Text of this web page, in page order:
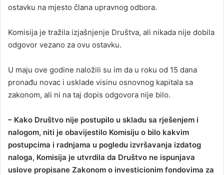
ostavku na mjesto člana upravnog odbora.
Komisija je tražila izjašnjenje Društva, ali nikada nije dobila
odgovor vezano za ovu ostavku.
U maju ove godine naložili su im da u roku od 15 dana
pronađu novac i usklade visinu osnovnog kapitala sa
zakonom, ali ni na taj dopis odgovora nije bilo.
– Kako Društvo nije postupilo u skladu sa rješenjem i
nalogom, niti je obavijestilo Komisiju o bilo kakvim
postupcima i radnjama u pogledu izvršavanja izdatog
naloga, Komisija je utvrdila da Društvo ne ispunjava
uslove propisane Zakonom o investicionim fondovima za